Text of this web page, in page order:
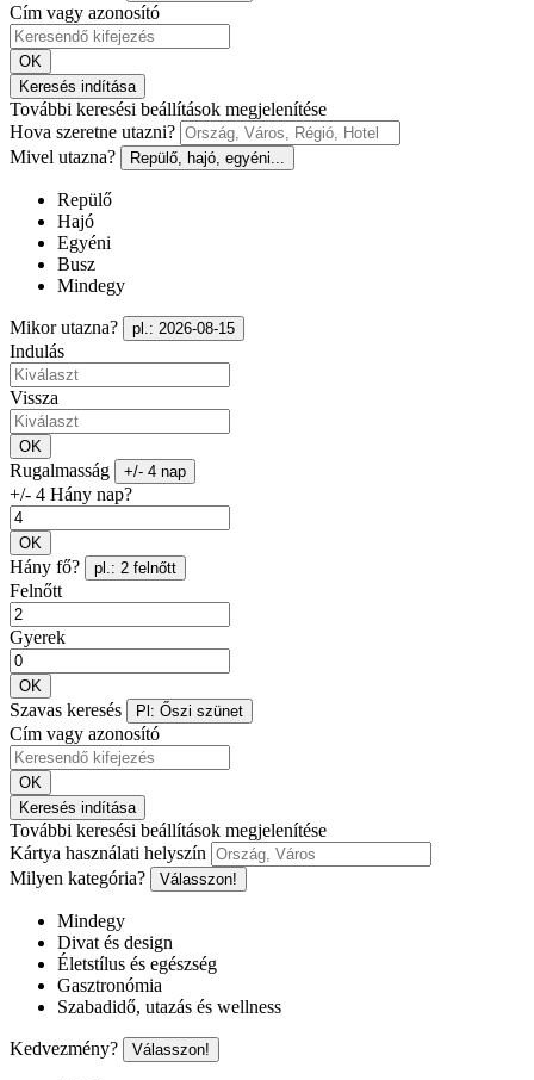
Cím vagy azonosító
OK
Keresés indítása
További keresési beállítások megjelenítése
Hova szeretne utazni?
Mivel utazna?
Repülő, hajó, egyéni...
Repülő
Hajó
Egyéni
Busz
Mindegy
Mikor utazna? pl.: 2026-08-15
Indulás
Vissza
OK
Rugalmasság +/- 4 nap
+/- 4 Hány nap?
OK
Hány fő? pl.: 2 felnőtt
Felnőtt
Gyerek
OK
Szavas keresés Pl: Őszi szünet
Cím vagy azonosító
OK
Keresés indítása
További keresési beállítások megjelenítése
Kártya használati helyszín
Milyen kategória?
Válasszon!
Mindegy
Divat és design
Életstílus és egészség
Gasztronómia
Szabadidő, utazás és wellness
Kedvezmény? Válasszon!